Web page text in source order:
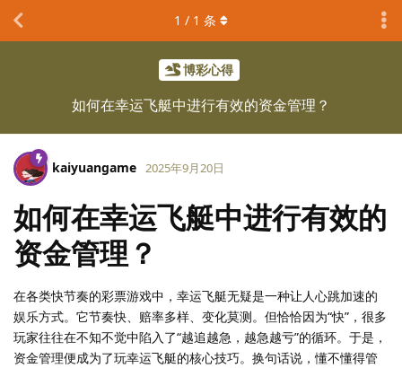
博彩心得
如何在幸运飞艇中进行有效的资金管理？
1 / 1 条
kaiyuangame 2025年9月20日
如何在幸运飞艇中进行有效的
资金管理？
在各类快节奏的彩票游戏中，幸运飞艇无疑是一种让人心跳加速的
娱乐方式。它节奏快、赔率多样、变化莫测。但恰恰因为“快”，很多
玩家往往在不知不觉中陷入了“越追越急，越急越亏”的循环。于是，
资金管理便成为了玩幸运飞艇的核心技巧。换句话说，懂不懂得管